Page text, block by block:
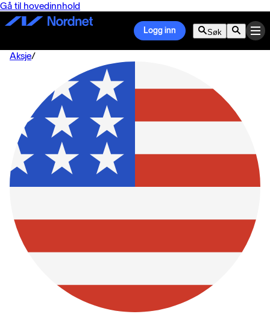
Gå til hovedinnhold
Logg inn Søk
Aksje/